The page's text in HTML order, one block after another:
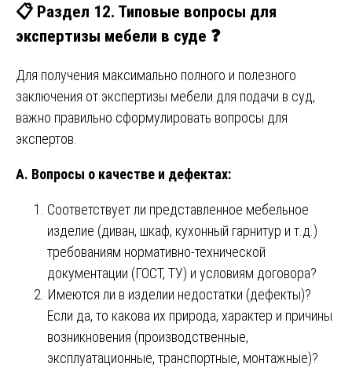
📋 Раздел 12. Типовые вопросы для
экспертизы мебели в суде ❓
Для получения максимально полного и полезного
заключения от экспертизы мебели для подачи в суд,
важно правильно сформулировать вопросы для
экспертов.
А. Вопросы о качестве и дефектах:
Соответствует ли представленное мебельное
изделие (диван, шкаф, кухонный гарнитур и т.д.)
требованиям нормативно-технической
документации (ГОСТ, ТУ) и условиям договора?
Имеются ли в изделии недостатки (дефекты)?
Если да, то какова их природа, характер и причины
возникновения (производственные,
эксплуатационные, транспортные, монтажные)?